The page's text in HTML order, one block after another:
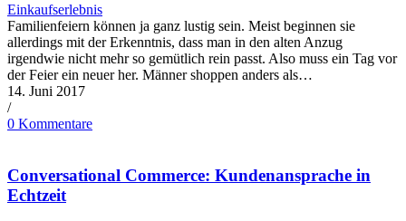
Einkaufserlebnis
Familienfeiern können ja ganz lustig sein. Meist beginnen sie
allerdings mit der Erkenntnis, dass man in den alten Anzug
irgendwie nicht mehr so gemütlich rein passt. Also muss ein Tag vor
der Feier ein neuer her. Männer shoppen anders als…
14. Juni 2017
/
0 Kommentare
Conversational Commerce: Kundenansprache in
Echtzeit